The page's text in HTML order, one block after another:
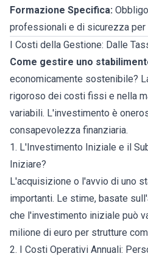
Formazione Specifica:
professionali e di sicurezza
I Costi della Gestione: Dalle
Come gestire uno
economicamente sostenibile?
rigoroso dei costi fissi e nella
variabili. L'investimento è
consapevolezza finanziaria.
1. L'Investimento Iniziale e il
Iniziare?
L'acquisizione o l'avvio di uno
importanti. Le stime, basate
che l'investimento iniziale può
milione di euro per strutture
2. I Costi Operativi Annuali: